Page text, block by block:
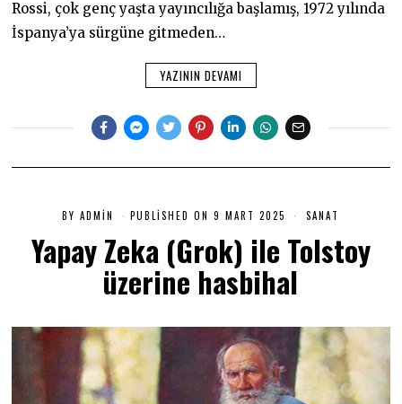
Rossi, çok genç yaşta yayıncılığa başlamış, 1972 yılında
İspanya’ya sürgüne gitmeden…
YAZININ DEVAMI
BYADMIN PUBLISHED ON 9 MART 2025
A
T
2
0
5
SANAT
Yapay Zeka (Grok) ile Tolstoy
üzerine hasbihal